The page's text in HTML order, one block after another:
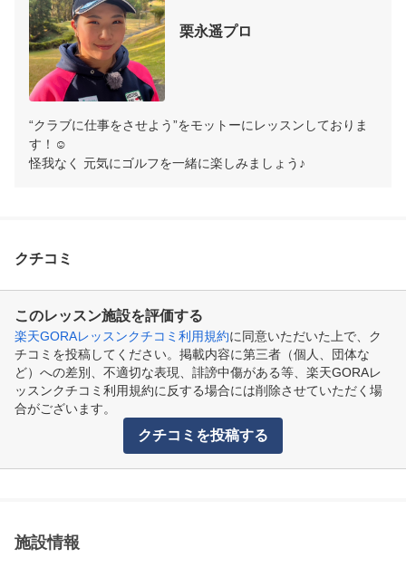
栗永遥プロ
“クラブに仕事をさせよう”をモットーにレッスンしておりま
す！☺︎
怪我なく 元気にゴルフを一緒に楽しみましょう♪
クチコミ
このレッスン施設を評価する
楽天GORAレッスンクチコミ利用規約に同意いただいた上で、ク
チコミを投稿してください。掲載内容に第三者（個人、団体な
ど）への差別、不適切な表現、誹謗中傷がある等、楽天GORAレ
ッスンクチコミ利用規約に反する場合には削除させていただく場
合がございます。
クチコミを投稿する
施設情報